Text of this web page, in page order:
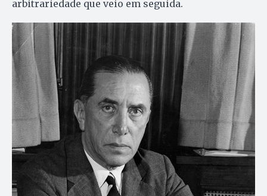
arbitrariedade que veio em seguida.